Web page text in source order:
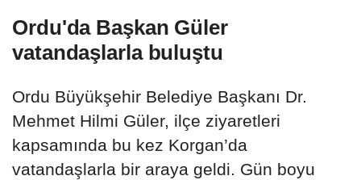
Ordu'da Başkan Güler
vatandaşlarla buluştu
Ordu Büyükşehir Belediye Başkanı Dr.
Mehmet Hilmi Güler, ilçe ziyaretleri
kapsamında bu kez Korgan’da
vatandaşlarla bir araya geldi. Gün boyu